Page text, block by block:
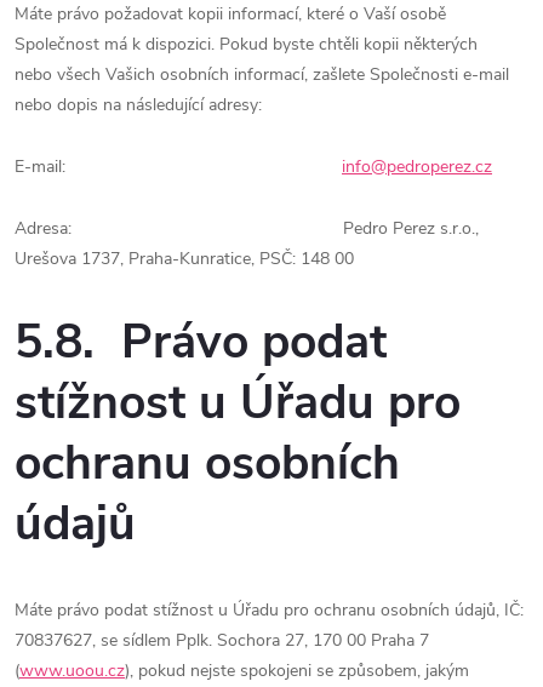
Máte právo požadovat kopii informací, které o Vaší osobě
Společnost má k dispozici. Pokud byste chtěli kopii některých
nebo všech Vašich osobních informací, zašlete Společnosti e-mail
nebo dopis na následující adresy:
E-mail: info@pedroperez.cz
Adresa:
Pedro Perez s.r.o.,
Urešova 1737, Praha-Kunratice, PSČ: 148 00
5.8. Právo podat
stížnost u Úřadu pro
ochranu osobních
údajů
Máte právo podat stížnost u Úřadu pro ochranu osobních údajů, IČ:
70837627, se sídlem Pplk. Sochora 27, 170 00 Praha 7
(www.uoou.cz), pokud nejste spokojeni se způsobem, jakým